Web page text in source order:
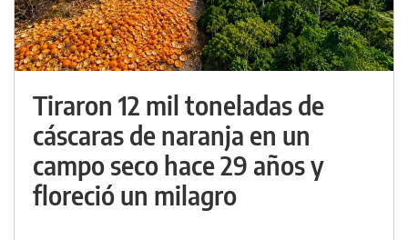
Tiraron 12 mil toneladas de
cáscaras de naranja en un
campo seco hace 29 años y
floreció un milagro